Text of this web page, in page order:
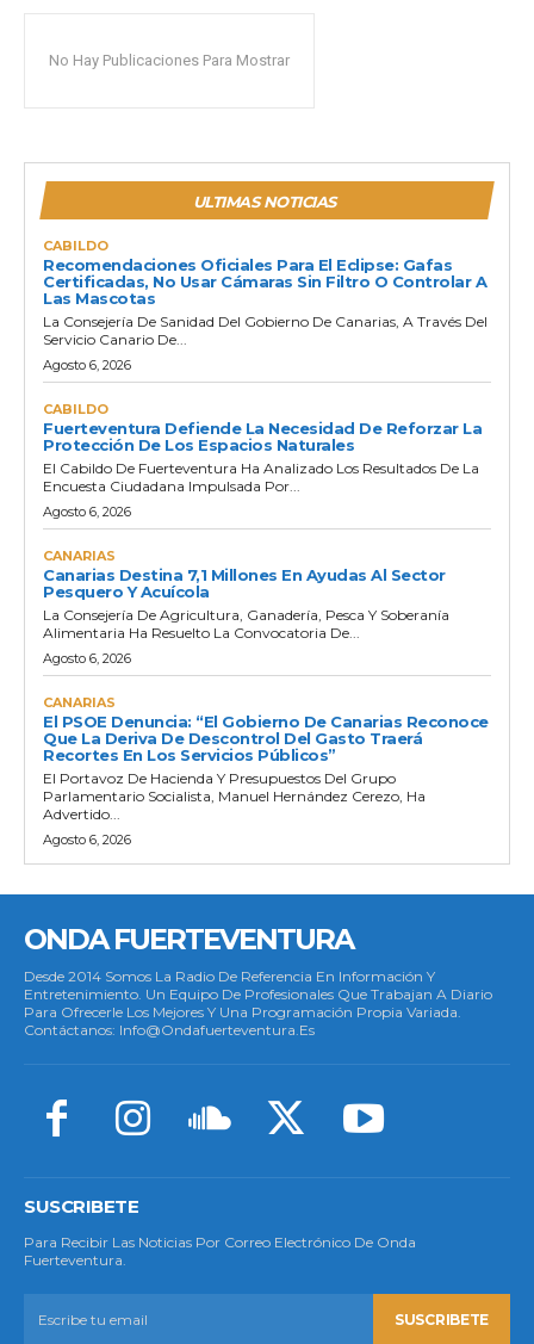
No Hay Publicaciones Para Mostrar
ULTIMAS NOTICIAS
CABILDO
Recomendaciones Oficiales Para El Eclipse: Gafas
Certificadas, No Usar Cámaras Sin Filtro O Controlar A
Las Mascotas
La Consejería De Sanidad Del Gobierno De Canarias, A Través Del
Servicio Canario De...
Agosto 6, 2026
CABILDO
Fuerteventura Defiende La Necesidad De Reforzar La
Protección De Los Espacios Naturales
El Cabildo De Fuerteventura Ha Analizado Los Resultados De La
Encuesta Ciudadana Impulsada Por...
Agosto 6, 2026
CANARIAS
Canarias Destina 7,1 Millones En Ayudas Al Sector
Pesquero Y Acuícola
La Consejería De Agricultura, Ganadería, Pesca Y Soberanía
Alimentaria Ha Resuelto La Convocatoria De...
Agosto 6, 2026
CANARIAS
El PSOE Denuncia: “El Gobierno De Canarias Reconoce
Que La Deriva De Descontrol Del Gasto Traerá
Recortes En Los Servicios Públicos”
El Portavoz De Hacienda Y Presupuestos Del Grupo
Parlamentario Socialista, Manuel Hernández Cerezo, Ha
Advertido...
Agosto 6, 2026
ONDA FUERTEVENTURA
Desde 2014 Somos La Radio De Referencia En Información Y
Entretenimiento. Un Equipo De Profesionales Que Trabajan A Diario
Para Ofrecerle Los Mejores Y Una Programación Propia Variada.
Contáctanos: Info@ondafuerteventura.es
SUSCRIBETE
Para Recibir Las Noticias Por Correo Electrónico De Onda
Fuerteventura.
SUSCRIBETE